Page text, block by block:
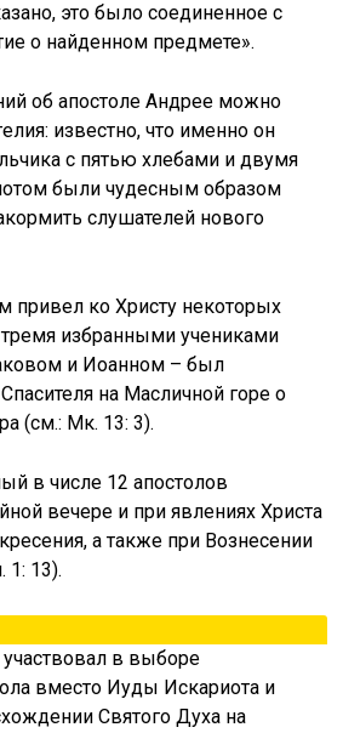
это было соединенное с
о найденном предмете».
об апостоле Андрее можно
известно, что именно он
с пятью хлебами и двумя
были чудесным образом
слушателей нового
привел ко Христу некоторых
избранными учениками
и Иоанном – был
на Масличной горе о
(см.: Мк. 13: 3).
в числе 12 апостолов
вечере и при явлениях Христа
а также при Вознесении
1: 13).
в выборе
вместо Иуды Искариота и
Святого Духа на